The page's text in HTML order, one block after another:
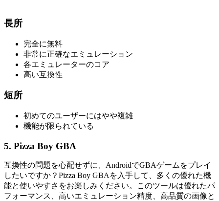
長所
完全に無料
非常に正確なエミュレーション
各エミュレーターのコア
高い互換性
短所
初めてのユーザーにはやや複雑
機能が限られている
5. Pizza Boy GBA
互換性の問題を心配せずに、AndroidでGBAゲームをプレイ
したいですか？Pizza Boy GBAを入手して、多くの優れた機
能と使いやすさをお楽しみください。このツールは優れたパ
フォーマンス、高いエミュレーション精度、高品質の画像と